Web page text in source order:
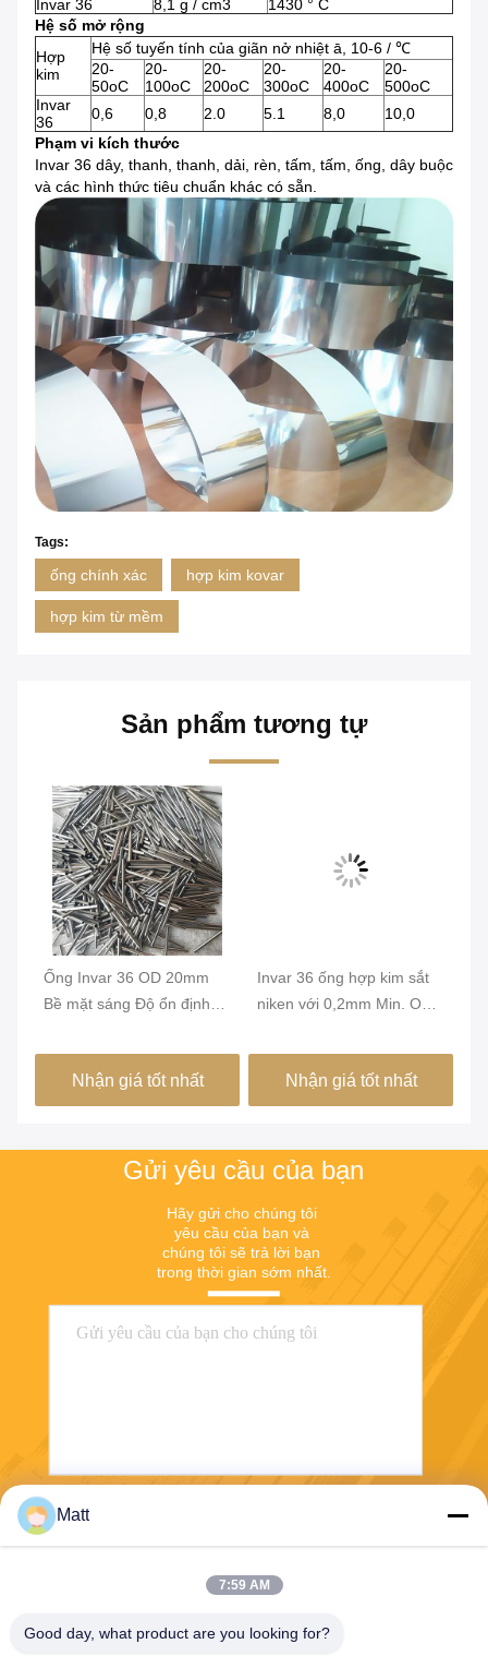
Invar 36
8,1 g / cm3
1430 ° C
Hệ số mở rộng
Hợp
kim
Hệ số tuyến tính của giãn nở nhiệt ā, 10-6 / ℃
20-
50oC
20-
100oC
20-
200oC
20-
300oC
20-
400oC
20-
500oC
Invar
36
0,6 0,8 2.0 5.1 8,0
10,0
Phạm vi kích thước
Invar 36 dây, thanh, thanh, dải, rèn, tấm, tấm, ống, dây buộc
và các hình thức tiêu chuẩn khác có sẵn.
Tags:
ống chính xác hợp kim kovar
hợp kim từ mềm
Sản phẩm tương tự
Ống Invar 36 OD 20mm
Bề mặt sáng Độ ổn định
FeNi36 Ống chính xác
Nhận giá tốt nhất
Invar 36 ống hợp kim sắt
niken với 0,2mm Min. OD
định chiều cao trong tòa
nhà xanh
Nhận giá tốt nhất
Gửi yêu cầu của bạn
Hãy gửi cho chúng tôi
yêu cầu của bạn và
chúng tôi sẽ trả lời bạn
trong thời gian sớm nhất.
Matt
7:59 AM
Good day, what product are you looking for?